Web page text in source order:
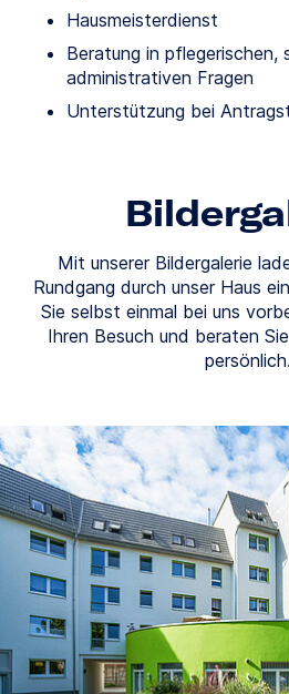
Hausmeisterdienst
Beratung in pflegerischen,
administrativen Fragen
Unterstützung bei
Mit unserer Bildergalerie
Rundgang durch unser Haus
Sie selbst einmal bei uns
Ihren Besuch und beraten
persönlich.